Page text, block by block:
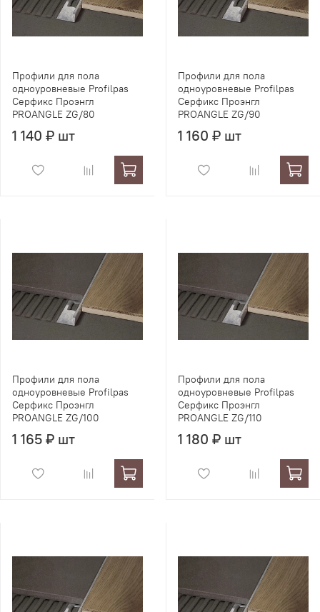
Профили для пола
одноуровневые Profilpas
Серфикс Проэнгл
PROANGLE ZG/80
1 140 ₽ шт
Профили для пола
одноуровневые Profilpas
Серфикс Проэнгл
PROANGLE ZG/90
1 160 ₽ шт
Профили для пола
одноуровневые Profilpas
Серфикс Проэнгл
PROANGLE ZG/100
1 165 ₽ шт
Профили для пола
одноуровневые Profilpas
Серфикс Проэнгл
PROANGLE ZG/110
1 180 ₽ шт